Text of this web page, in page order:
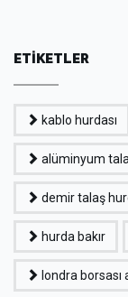
ETİKETLER
kablo hurdası
alüminyum
demir talaş
hurda bakır
londra